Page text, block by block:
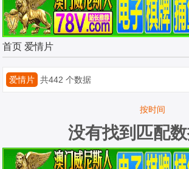
首页 爱情片
爱情片 共442 个数据
按时间
没有找到匹配